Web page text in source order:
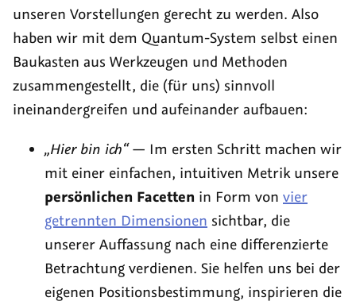
unseren Vorstellungen gerecht zu werden. Also
haben wir mit dem Quantum-System selbst einen
Baukasten aus Werkzeugen und Methoden
zusammengestellt, die (für uns) sinnvoll
ineinandergreifen und aufeinander aufbauen:
„Hier bin ich“— Im ersten Schritt machen wir
mit einer einfachen, intuitiven Metrik unsere
persönlichen Facetten in Form von vier
getrennten Dimensionen sichtbar, die
unserer Auffassung nach eine differenzierte
Betrachtung verdienen. Sie helfen uns bei der
eigenen Positionsbestimmung, inspirieren die